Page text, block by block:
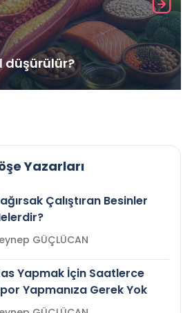
düşürülür?
Yazarları
Çalıştıran Besinler
Zeynep GÜÇLÜCAN
Yapmak İçin Saatlerce
Yapmanıza Gerek Yok